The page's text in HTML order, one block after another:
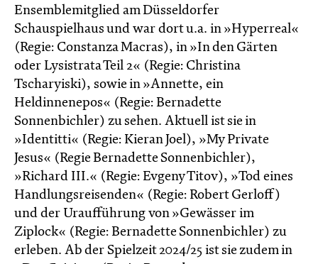
Ensemblemitglied am Düsseldorfer
Schauspielhaus und war dort u.a. in »Hyperreal«
(Regie: Constanza Macras), in »In den Gärten
oder Lysistrata Teil 2« (Regie: Christina
Tscharyiski), sowie in »Annette, ein
Heldinnenepos« (Regie: Bernadette
Sonnenbichler) zu sehen. Aktuell ist sie in
»Identitti« (Regie: Kieran Joel), »My Private
Jesus« (Regie Bernadette Sonnenbichler),
»Richard III.« (Regie: Evgeny Titov), »Tod eines
Handlungsreisenden« (Regie: Robert Gerloff)
und der Uraufführung von »Gewässer im
Ziplock« (Regie: Bernadette Sonnenbichler) zu
erleben. Ab der Spielzeit 2024/25 ist sie zudem in